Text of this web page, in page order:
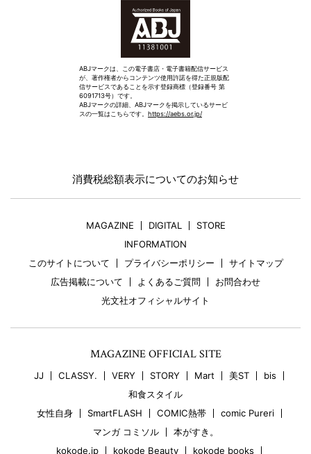
ABJマークは、この電子書店・電子書籍配信サービス
が、著作権者からコンテンツ使用許諾を得た正規版配
信サービスであることを示す登録商標（登録番号 第
6091713号）です。
ABJマークの詳細、ABJマークを掲示しているサービ
スの一覧はこちらです。 https://aebs.or.jp/
消費税総額表示についてのお知らせ
MAGAZINE DIGITAL
STORE
INFORMATION
このサイトについて
プライバシーポリシー
サイトマップ
広告掲載について
よくあるご質問
お問合わせ
光文社オフィシャルサイト
MAGAZINE OFFICIAL SITE
JJ CLASSY. VERY STORY Mart 美ST
bis
和食スタイル
女性自身
SmartFLASH COMIC熱帯
comic Pureri
マンガ コミソル
本がすき。
kokode.jp
kokode Beauty kokode books